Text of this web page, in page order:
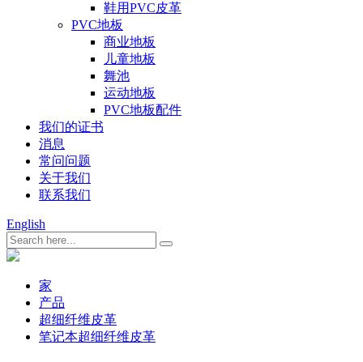
鞋用PVC皮革
PVC地板
商业地板
儿童地板
舞池
运动地板
PVC地板配件
我们的证书
消息
常问问题
关于我们
联系我们
English
家
产品
超细纤维皮革
笔记本超细纤维皮革